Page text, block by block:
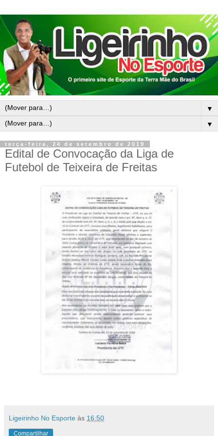
▼
▼
terça-feira, 24 de setembro de 2019
Edital de Convocação da Liga de
Futebol de Teixeira de Freitas
Ligeirinho No Esporte às 16:50
Compartilhar